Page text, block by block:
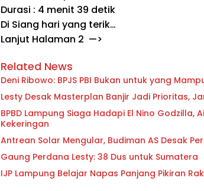
Durasi : 4 menit 39 detik
Di Siang hari yang terik…
Lanjut Halaman 2 —>
Related News
Deni Ribowo: BPJS PBI Bukan untuk yang
Lesty Desak Masterplan Banjir Jadi Prioritas,
BPBD Lampung Siaga Hadapi El Nino Godzilla,
Kekeringan
Antrean Solar Mengular, Budiman AS Desak
Gaung Perdana Lesty: 38 Dus untuk Sumatera
IJP Lampung Belajar Napas Panjang Pikiran